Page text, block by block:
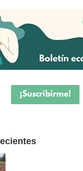
¡Suscribirme!